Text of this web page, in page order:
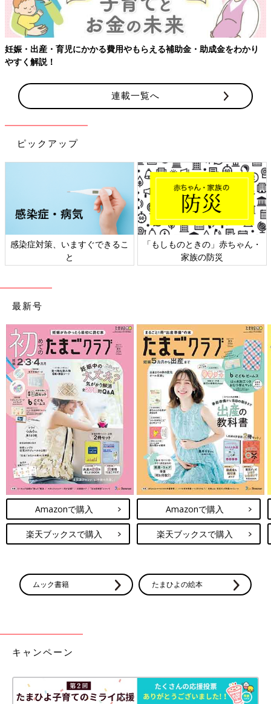
妊娠・出産・育児にかかる費用やもらえる補助金・助成金をわかり
やすく解説！
連載一覧へ
ピックアップ
感染症対策、いますぐできるこ
と
「もしものときの」赤ちゃん・
家族の防災
最新号
Amazonで購入
楽天ブックスで購入
Amazonで購入
楽天ブックスで購入
ムック書籍 たまひよの絵本
キャンペーン